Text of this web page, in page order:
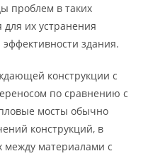
проблем в таких
их устранения
здания.
конструкции с
по сравнению с
мосты обычно
конструкций, в
между материалами с